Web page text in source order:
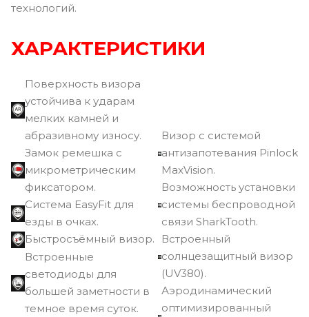
технологий.
ХАРАКТЕРИСТИКИ
Поверхность визора
устойчива к ударам
мелких камней и
абразивному износу.
Замок ремешка с
микрометрическим
фиксатором.
Cистема EasyFit для
езды в очках.
Быстросъёмный визор.
Встроенные
светодиоды для
большей заметности в
темное время суток.
Визор с системой
антизапотевания Pinlock
MaxVision.
Возможность установки
системы беспроводной
связи SharkTooth.
Встроенный
солнцезащитный визор
(UV380).
Аэродинамический
оптимизированный